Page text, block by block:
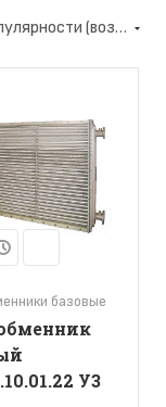
По популярности (возрастание)
базовые
У3